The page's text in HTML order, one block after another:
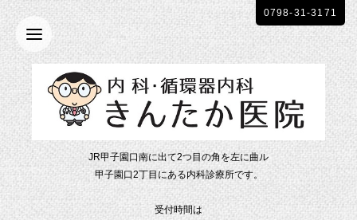
JR甲子園口南に出て2つ目の角を左に曲ル
甲子園口2丁目にある内科診療所です。
受付時間は
0798-31-3171